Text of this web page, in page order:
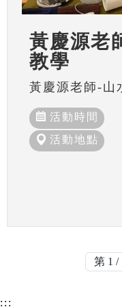
黃慶源老
教學
黃慶源老師-山
活動時間
活動地點
:::